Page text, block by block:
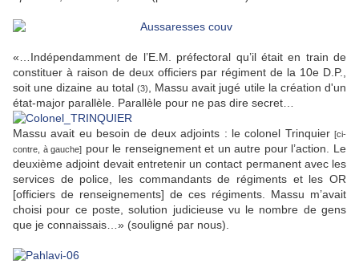
«…Indépendamment de l’E.M. préfectoral qu’il était en train de
constituer à raison de deux officiers par régiment de la 10e D.P.,
soit une dizaine au total (3)
, Massu avait jugé utile la création d'un
état-major parallèle. Parallèle pour ne pas dire secret…
Massu avait eu besoin de deux adjoints : le colonel Trinquier [ci-
contre, à gauche] pour le renseignement et un autre pour l’action. Le
deuxième adjoint devait entretenir un contact permanent avec les
services de police, les commandants de régiments et les OR
[officiers de renseignements] de ces régiments. Massu m’avait
choisi pour ce poste, solution judicieuse vu le nombre de gens
que je connaissais…» (souligné par nous).